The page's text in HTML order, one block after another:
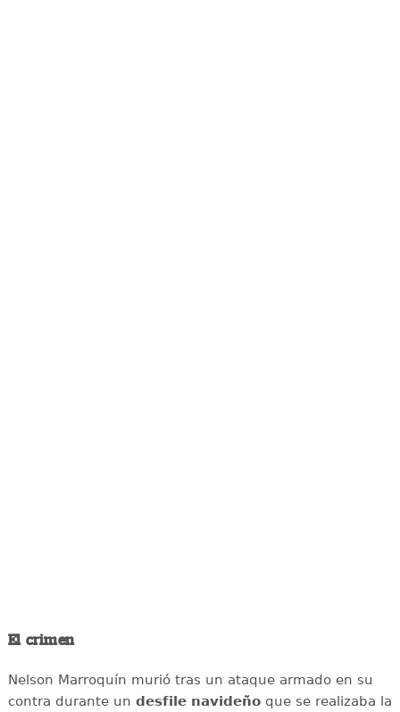
El crimen
Nelson Marroquín murió tras un ataque armado en su
contra durante un desfile navideñoque se realizaba la